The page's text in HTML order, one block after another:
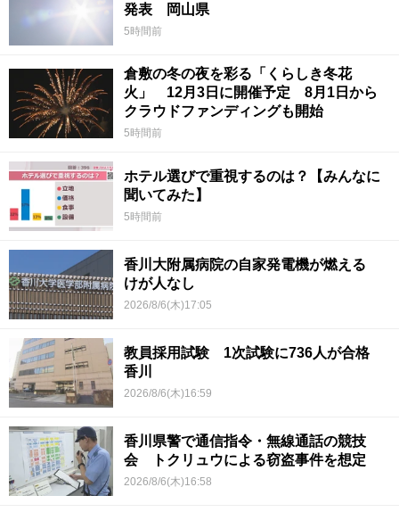
発表 岡山県
5時間前
倉敷の冬の夜を彩る「くらしき冬花
火」 12月3日に開催予定 8月1日から
クラウドファンディングも開始
5時間前
ホテル選びで重視するのは？【みんなに
聞いてみた】
5時間前
香川大附属病院の自家発電機が燃える
けが人なし
2026/8/6(木)17:05
教員採用試験 1次試験に736人が合格
香川
2026/8/6(木)16:59
香川県警で通信指令・無線通話の競技
会 トクリュウによる窃盗事件を想定
2026/8/6(木)16:58